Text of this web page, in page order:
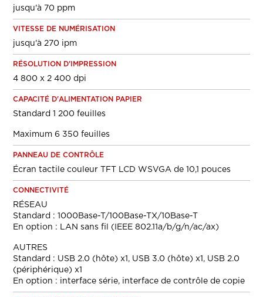
jusqu'à 70 ppm
VITESSE DE NUMÉRISATION
jusqu'à 270 ipm
RÉSOLUTION D'IMPRESSION
4 800 x 2 400 dpi
CAPACITÉ D'ALIMENTATION PAPIER
Standard 1 200 feuilles
Maximum 6 350 feuilles
PANNEAU DE CONTRÔLE
Écran tactile couleur TFT LCD WSVGA de 10,1 pouces
CONNECTIVITÉ
RÉSEAU
Standard : 1000Base-T/100Base-TX/10Base-T
En option : LAN sans fil (IEEE 802.11a/b/g/n/ac/ax)
AUTRES
Standard : USB 2.0 (hôte) x1, USB 3.0 (hôte) x1, USB 2.0
(périphérique) x1
En option : interface série, interface de contrôle de copie